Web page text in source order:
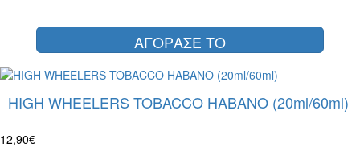
ΑΓΟΡΑΣΕ ΤΟ
HIGH WHEELERS TOBACCO HABANO (20ml/60ml)
12,90€